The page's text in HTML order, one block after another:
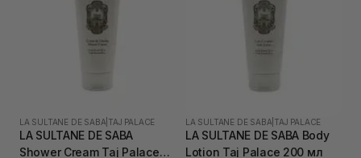
LA SULTANE DE SABA TAJ PALACE
LA SULTANE DE SABA
Shower Cream Taj Palace
LA SULTANE DE SABA TAJ PALACE
LA SULTANE DE SABA Body
Lotion Taj Palace 200 мл